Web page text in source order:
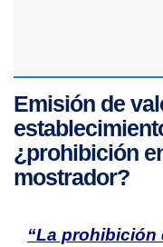
Emisión de
¿prohibición
mostrador?
“La prohibición